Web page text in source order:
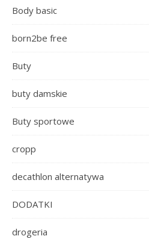
Body basic
born2be free
Buty
buty damskie
Buty sportowe
cropp
decathlon alternatywa
DODATKI
drogeria